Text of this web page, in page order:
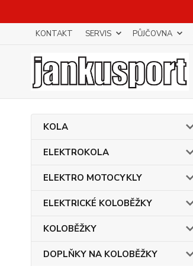
KONTAKT SERVIS PŮJČOVNA
KOLA
ELEKTROKOLA
ELEKTRO MOTOCYKLY
ELEKTRICKÉ KOLOBĚŽKY
KOLOBĚŽKY
DOPLŇKY NA KOLOBĚŽKY